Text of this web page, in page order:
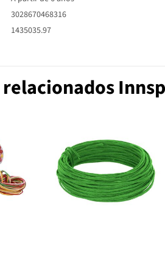
3028670468316
1435035.97